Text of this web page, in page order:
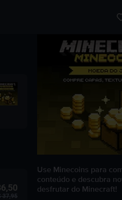
37,95
Use Minecoins para
conteúdo e descubra
desfrutar do Minecraft!